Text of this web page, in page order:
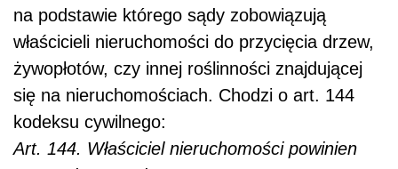
na podstawie którego sądy zobowiązują
właścicieli nieruchomości do przycięcia drzew,
żywopłotów, czy innej roślinności znajdującej
się na nieruchomościach. Chodzi o art. 144
kodeksu cywilnego:
Art. 144. Właściciel nieruchomości powinien